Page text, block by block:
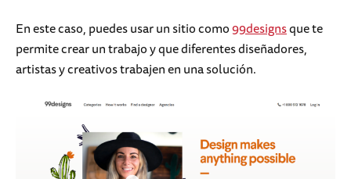
En este caso, puedes usar un sitio como99designsque te
permite crear un trabajo y que diferentes diseñadores,
artistas y creativos trabajen en una solución.